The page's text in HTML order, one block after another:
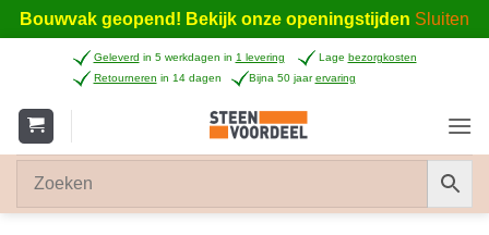
Bouwvak geopend! Bekijk onze openingstijden Sluiten
inhoud
Geleverd in 5 werkdagen in 1 levering Lage bezorgkosten
Retourneren in 14 dagen Bijna 50 jaarervaring